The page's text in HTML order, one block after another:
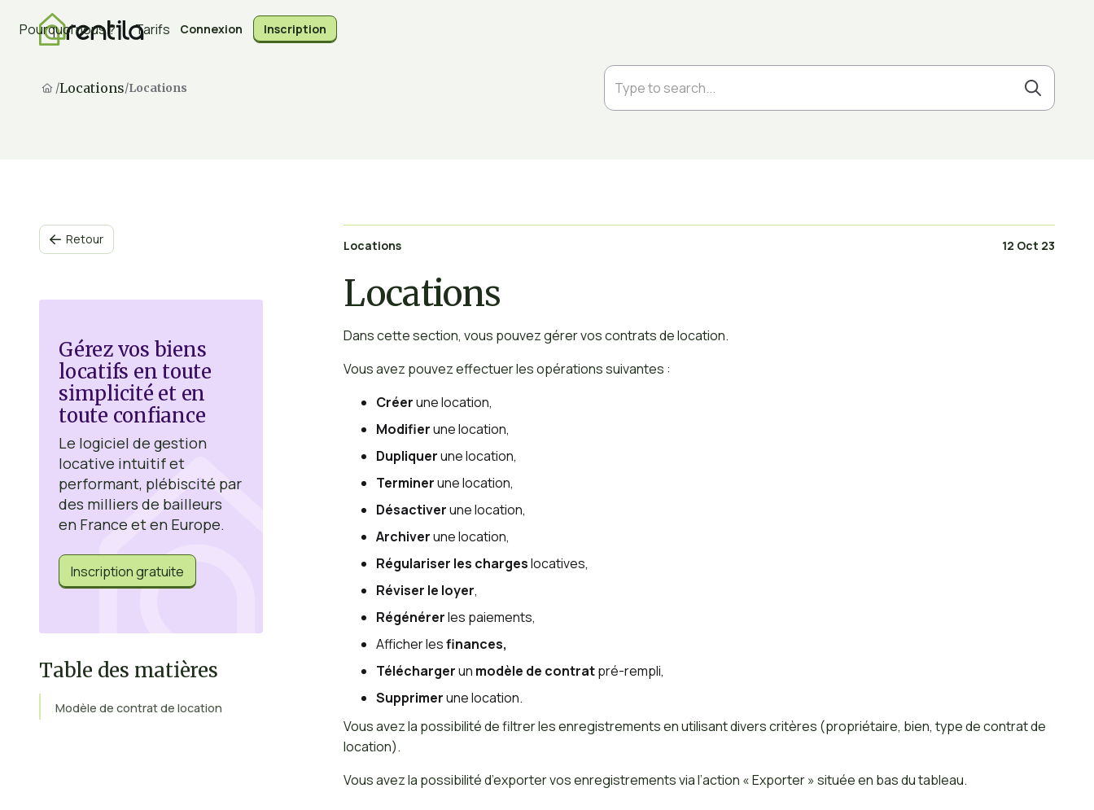
Connexion Inscription
Pourquoi nous ? Tarifs
/Locations/Locations
 Retour
Gérez vos biens
locatifs en toute
simplicité et en
toute confiance
Le logiciel de gestion
locative intuitif et
performant, plébiscité par
des milliers de bailleurs
en France et en Europe.
Inscription gratuite
Table des matières
Modèle de contrat de location
Locations 12 Oct 23
Locations
Dans cette section, vous pouvez gérer vos contrats de location.
Vous avez pouvez effectuer les opérations suivantes :
Créerune location,
Modifierune location,
Dupliquerune location,
Terminerune location,
Désactiverune location,
Archiverune location,
Régulariser les chargeslocatives,
Réviser le loyer,
Régénérerles paiements,
Afficher lesfinances,
Téléchargerun modèle de contratpré-rempli,
Supprimerune location.
Vous avez la possibilité de filtrer les enregistrements en utilisant divers critères (propriétaire, bien, type de contrat de
location).
Vous avez la possibilité d’exporter vos enregistrements via l’action « Exporter » située en bas du tableau.